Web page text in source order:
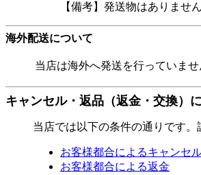
【備考】発送物はありません
海外配送について
当店は海外へ発送を行っていませ
キャンセル・返品（返金・交換）
当店では以下の条件の通りです。
お客様都合によるキャンセ
お客様都合による返金